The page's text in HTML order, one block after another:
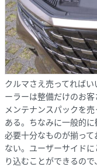
クルマさえ売ってれば
ーラーは整備だけのお
メンテナンスパックを
ある。ちなみに一般的に
必要十分なものが揃っ
ない。ユーザーサイド
り込むことができるので